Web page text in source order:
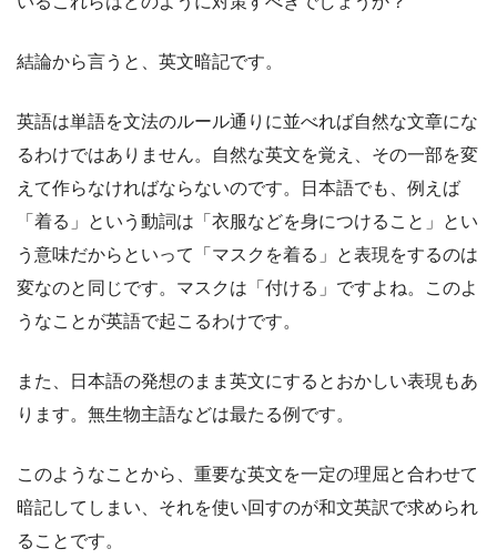
結論から言うと、英文暗記です。
英語は単語を文法のルール通りに並べれば自然な文章にな
るわけではありません。自然な英文を覚え、その一部を変
えて作らなければならないのです。日本語でも、例えば
「着る」という動詞は「衣服などを身につけること」とい
う意味だからといって「マスクを着る」と表現をするのは
変なのと同じです。マスクは「付ける」ですよね。このよ
うなことが英語で起こるわけです。
また、日本語の発想のまま英文にするとおかしい表現もあ
ります。無生物主語などは最たる例です。
このようなことから、重要な英文を一定の理屈と合わせて
暗記してしまい、それを使い回すのが和文英訳で求められ
ることです。